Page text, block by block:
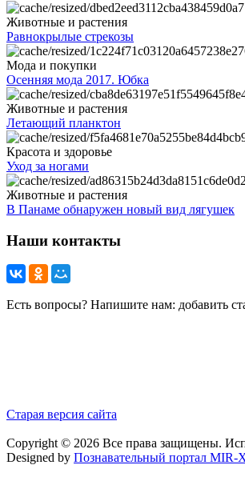
Животные и растения
Равнокрылые стрекозы
Мода и покупки
Осенняя мода 2017. Юбка
Животные и растения
Летающий планктон
Красота и здоровье
Уход за ногами
Животные и растения
В Панаме обнаружен новый вид лягушек
Наши контакты
Есть вопросы? Напишите нам: добавить
Старая версия сайта
Copyright © 2026 Все права защищены.
Designed by Познавательный портал MIR-